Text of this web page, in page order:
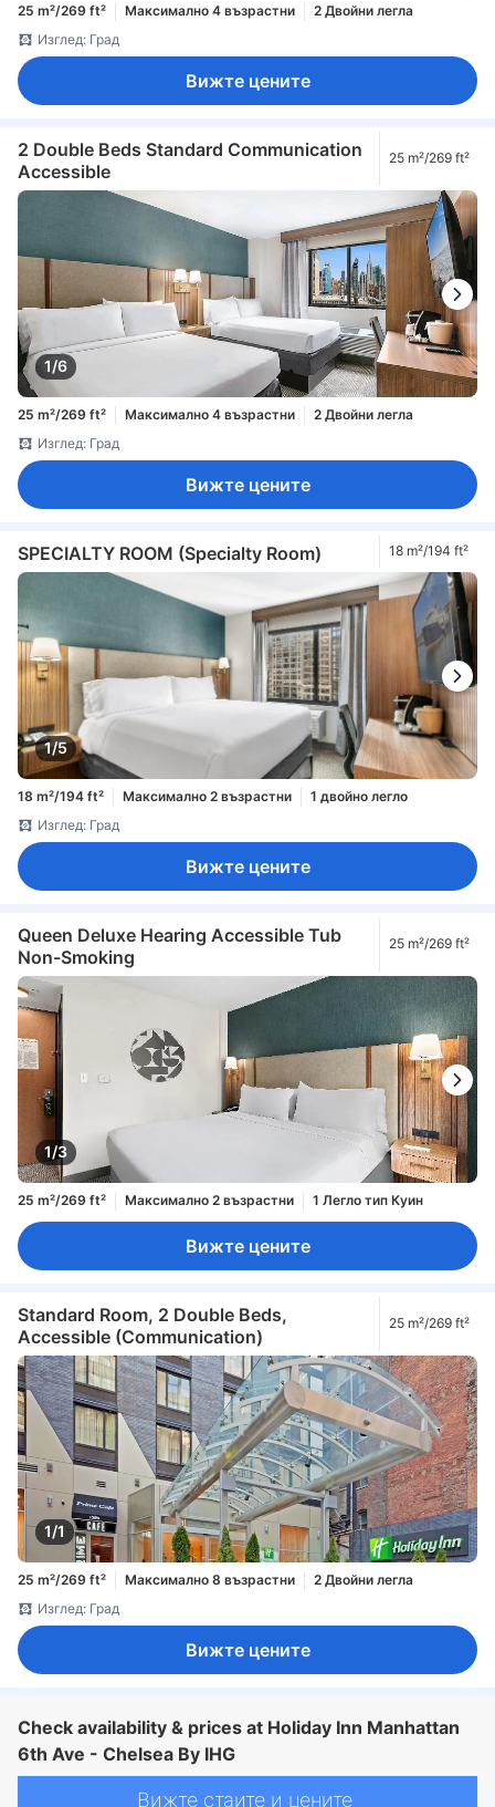
25 m²/269 ft² Максимално 4 възрастни
2 Двойни легла
Изглед: Град
Вижте цените
2 Double Beds Standard Communication
Accessible
25 m²/269 ft²
1/6
25 m²/269 ft² Максимално 4 възрастни
2 Двойни легла
Изглед: Град
Вижте цените
SPECIALTY ROOM (Specialty Room) 18 m²/194 ft²
1/5
18 m²/194 ft² Максимално 2 възрастни
1 двойно легло
Изглед: Град
Вижте цените
Queen Deluxe Hearing Accessible Tub
Non-Smoking
25 m²/269 ft²
1/3
25 m²/269 ft² Максимално 2 възрастни 1 Легло тип Куин
Вижте цените
Standard Room, 2 Double Beds,
Accessible (Communication)
25 m²/269 ft²
1/1
25 m²/269 ft² Максимално 8 възрастни
2 Двойни легла
Изглед: Град
Вижте цените
Check availability & prices at Holiday Inn Manhattan
6th Ave - Chelsea By IHG
Вижте стаите и цените